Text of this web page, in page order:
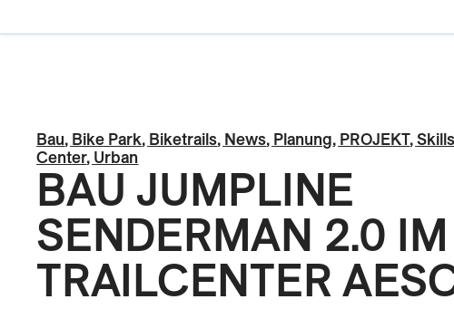
Bau, Bike Park, Biketrails, News, Planung, PROJEKT,
Center, Urban
BAU JUMPLINE
SENDERMAN 2.0 IM
TRAILCENTER